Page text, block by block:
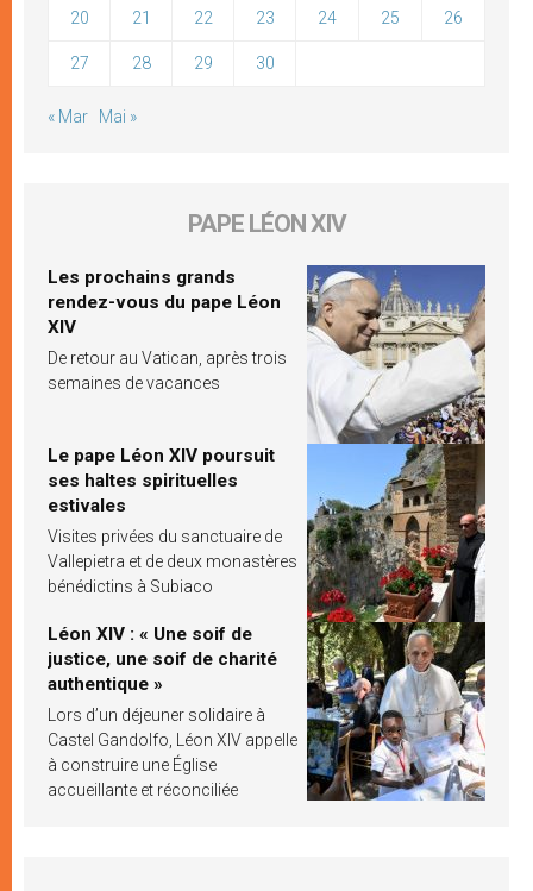
20 21 22 23 24 25 26
27 28 29 30
« Mar Mai »
PAPE LÉON XIV
Les prochains grands
rendez-vous du pape Léon
XIV
De retour au Vatican, après trois
semaines de vacances
Le pape Léon XIV poursuit
ses haltes spirituelles
estivales
Visites privées du sanctuaire de
Vallepietra et de deux monastères
bénédictins à Subiaco
Léon XIV : « Une soif de
justice, une soif de charité
authentique »
Lors d’un déjeuner solidaire à
Castel Gandolfo, Léon XIV appelle
à construire une Église
accueillante et réconciliée